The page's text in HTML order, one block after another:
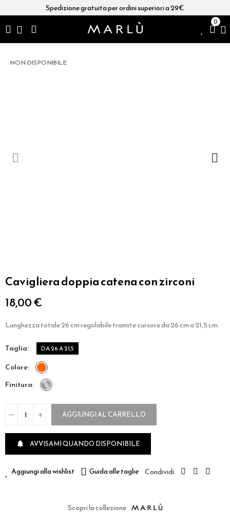
Spedizione gratuita per ordini superiori a 29€
0
NON DISPONIBILE
Cavigliera doppia catena con zirconi
18,00 €
Lunghezza totale 26 cm regolabile tramite cursore da 26 cm a 21,5 cm.
taglia DA 26 A 21,5
colore
finitura
AGGIUNGI AL CARRELLO
 AVVISAMI QUANDO DISPONIBILE
Aggiungi alla wishlist Guida alle taglie
Scopri la collezione